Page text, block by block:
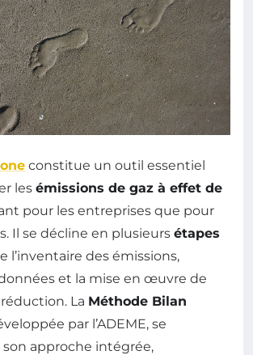
constitue un outil essentiel
les émissions de gaz à effet de
pour les entreprises que pour
Il se décline en plusieurs étapes
l’inventaire des émissions,
données et la mise en œuvre de
La Méthode Bilan
par l’ADEME, se
approche intégrée,